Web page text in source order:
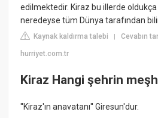
edilmektedir. Kiraz bu illerde
neredeyse tüm Dünya tarafından
Kaynak kaldırma talebi |Cevabın
hurriyet.com.tr
Kiraz Hangi şehrin
''Kiraz'ın anavatanı'' Giresun'dur.